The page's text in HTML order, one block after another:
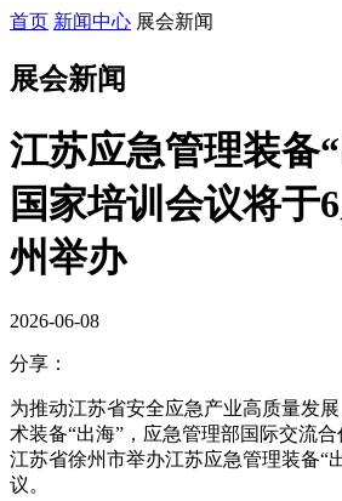
首页 新闻中心 展会新闻
展会新闻
江苏应急管理装备
国家培训会议将于
州举办
2026-06-08
分享：
为推动江苏省安全应急产业高质量发
术装备“出海”，应急管理部国际交流
江苏省徐州市举办江苏应急管理装备“
议。